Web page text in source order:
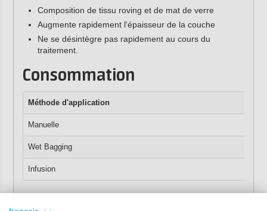
Composition de tissu roving et de mat de verre
Augmente rapidement l'épaisseur de la couche
Ne se désintègre pas rapidement au cours du
traitement.
Consommation
Méthode d'application
Manuelle
Wet Bagging
Infusion